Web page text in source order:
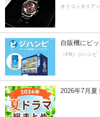
オリコンタイア
自販機にピ
（PR）ジハンピ
2026年7月夏